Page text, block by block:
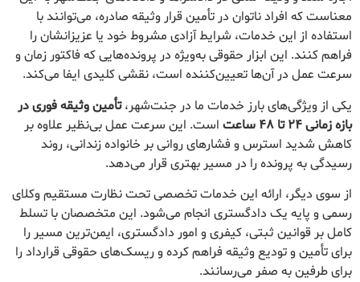
معناست که افراد ناتوان در تأمین قرار وثیقه صادره، می‌توانند با
استفاده از این خدمات، شرایط آزادی مشروط خود یا عزیزانشان را
فراهم کنند. این ابزار حقوقی به‌ویژه در پرونده‌هایی که فاکتور زمان و
سرعت عمل در آن‌ها تعیین‌کننده است، نقشی کلیدی ایفا می‌کند.
یکی از ویژگی‌های بارز خدمات ما در جنت‌شهر،تأمین وثیقه فوری در
بازه زمانی ۲۴ تا ۴۸ ساعت
است. این سرعت عمل بی‌نظیر علاوه بر
کاهش شدید استرس و فشارهای روانی بر خانواده زندانی، روند
رسیدگی به پرونده را در مسیر بهتری قرار می‌دهد.
از سوی دیگر، ارائه این خدمات تخصصی تحت نظارت مستقیم وکلای
رسمی و پایه یک دادگستری انجام می‌شود. این متخصصان با تسلط
کامل بر قوانین ثبتی، کیفری و امور دادگستری، ایمن‌ترین مسیر را
برای تأمین و تودیع وثیقه فراهم کرده و ریسک‌های حقوقی قرارداد را
برای طرفین به صفر می‌رسانند.